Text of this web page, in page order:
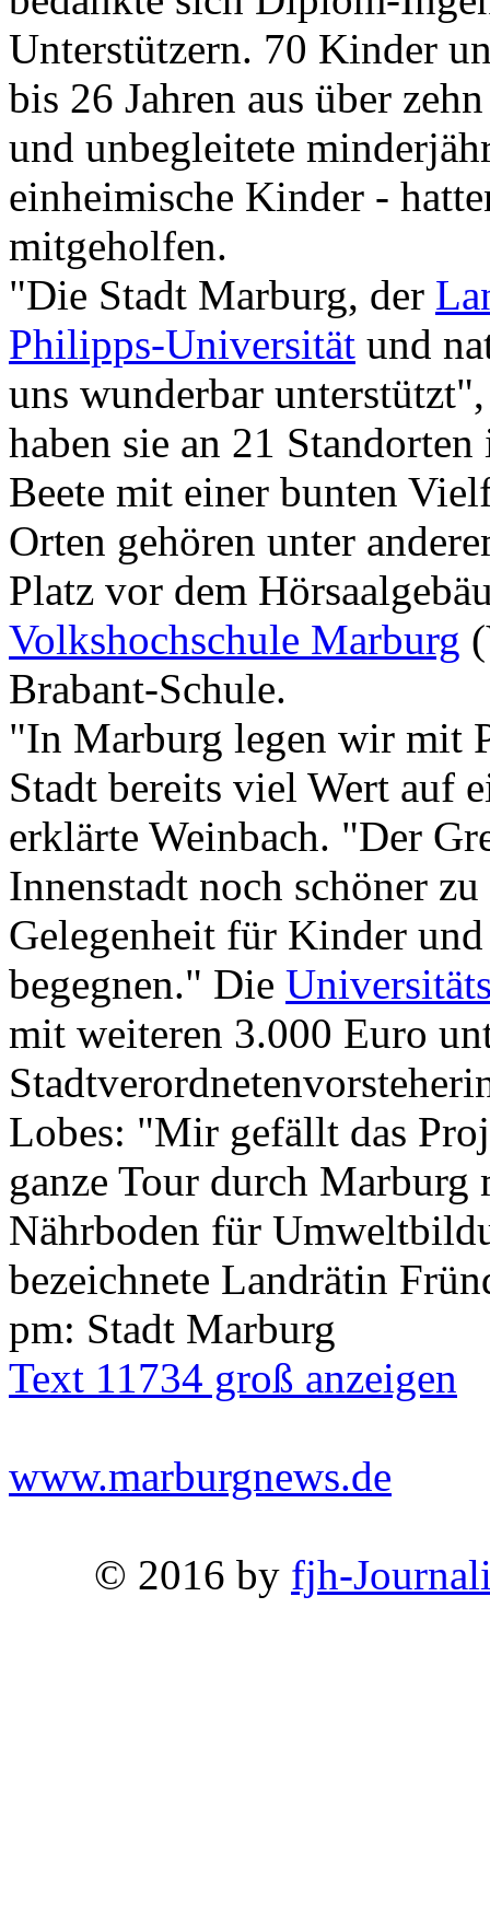
Unterstützern. 70 Kinder
bis 26 Jahren aus über
und unbegleitete
einheimische Kinder -
mitgeholfen.
"Die Stadt Marburg, der
Philipps-Universität und
uns wunderbar
haben sie an 21
Beete mit einer bunten
Orten gehören unter
Platz vor dem
Volkshochschule Marburg
Brabant-Schule.
"In Marburg legen wir mit
Stadt bereits viel Wert auf
erklärte Weinbach. "Der
Innenstadt noch schöner
Gelegenheit für Kinder
begegnen." Die
mit weiteren 3.000 Euro
Lobes: "Mir gefällt das
ganze Tour durch
Nährboden für
bezeichnete Landrätin
pm: Stadt Marburg
Text 11734 groß anzeigen
www.marburgnews.de
© 2016 by fjh-